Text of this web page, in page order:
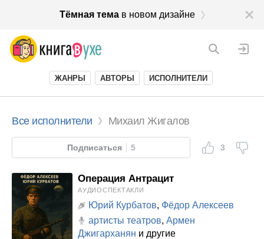
Тёмная темав новом дизайне
ЖАНРЫ АВТОРЫ ИСПОЛНИТЕЛИ
Все исполнители Михаил Жигалов
Подписаться 5 3
Операция Антрацит
АУДИОСПЕКТАКЛИ
Юрий Курбатов, Фёдор Алексеев
артисты театров, Армен
Джигарханян и другие